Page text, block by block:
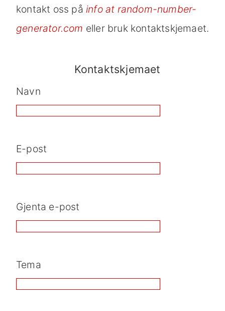
kontakt oss påinfo at random-number-
generator.com eller bruk kontaktskjemaet.
Kontaktskjemaet
Navn
E-post
Gjenta e-post
Tema